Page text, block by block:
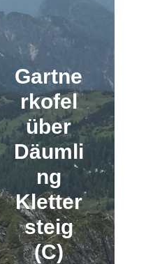
Gartne
rkofel
über
Däumli
ng
Kletter
steig
(C)